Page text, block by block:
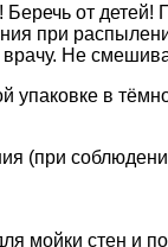
от детей!
при
Не
упаковке в
(при
мойки стен и